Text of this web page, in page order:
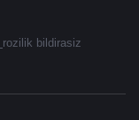
rozilik bildirasiz